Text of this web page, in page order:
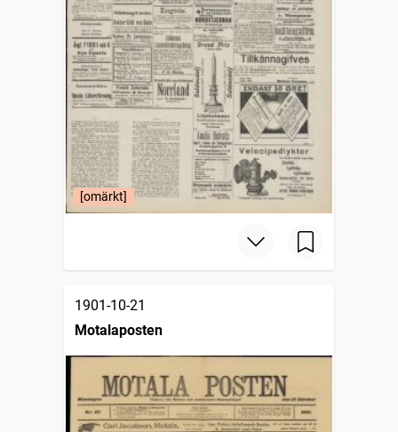
[omärkt]
1901-10-21
Motalaposten